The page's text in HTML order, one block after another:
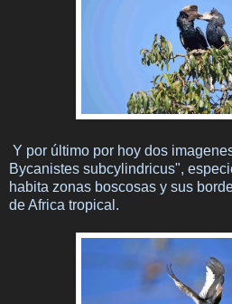
Y por último por hoy dos
Bycanistes subcylindricus",
habita zonas boscosas y sus
de Africa tropical.